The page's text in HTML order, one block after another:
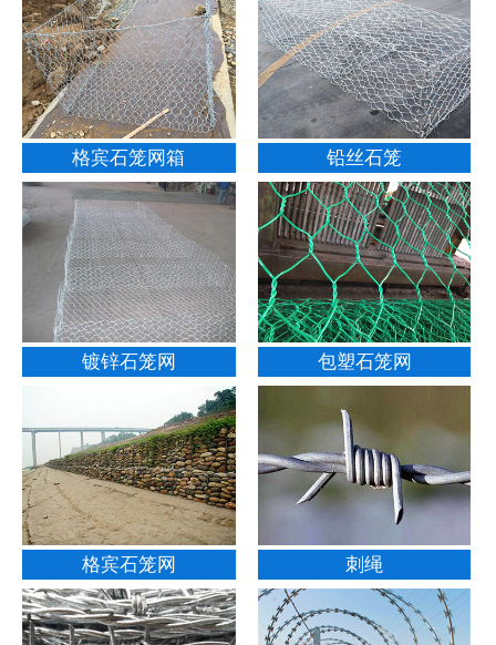
格宾石笼网箱 铅丝石笼
镀锌石笼网 包塑石笼网
格宾石笼网 刺绳